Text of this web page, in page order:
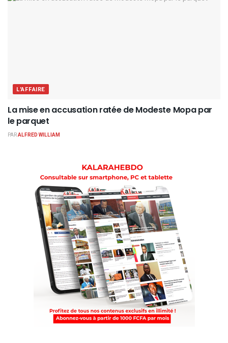
L'AFFAIRE
La mise en accusation ratée de Modeste Mopa par
le parquet
PARALFRED WILLIAM